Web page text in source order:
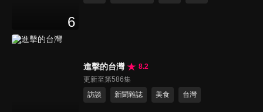
6
進擊的台灣
8.2
更新至第586集
訪談
新聞雜誌 美食 台灣